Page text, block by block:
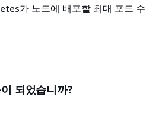
가 노드에 배포할 최대 포드 수
되었습니까?